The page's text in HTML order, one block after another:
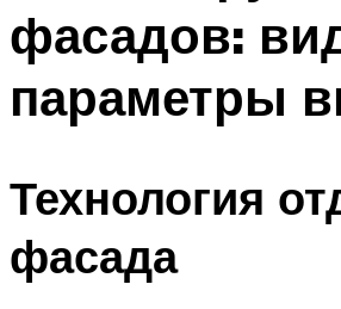
фасадов:
параметры
Технология
фасада